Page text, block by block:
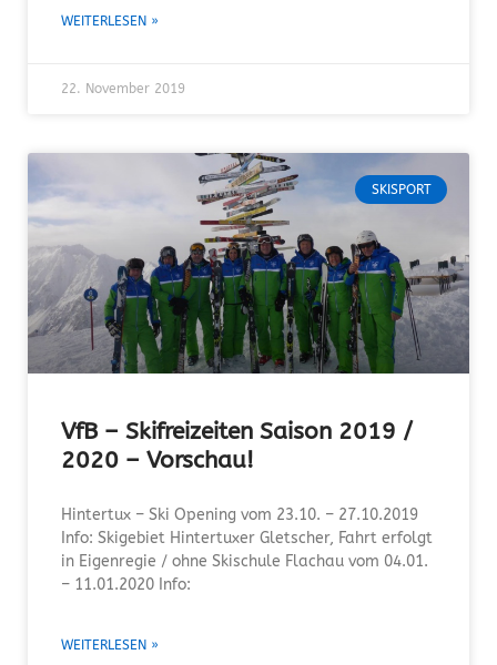
WEITERLESEN »
22. November 2019
SKISPORT
VfB – Skifreizeiten Saison 2019 /
2020 – Vorschau!
Hintertux – Ski Opening vom 23.10. – 27.10.2019
Info: Skigebiet Hintertuxer Gletscher, Fahrt erfolgt
in Eigenregie / ohne Skischule Flachau vom 04.01.
– 11.01.2020 Info:
WEITERLESEN »